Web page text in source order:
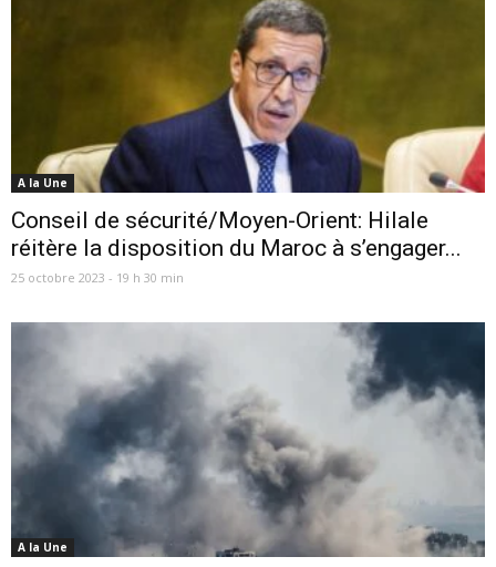
A la Une
Conseil de sécurité/Moyen-Orient: Hilale
réitère la disposition du Maroc à s’engager...
25 octobre 2023 - 19 h 30 min
A la Une